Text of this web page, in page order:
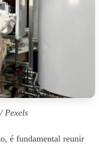
é fundamental reunir